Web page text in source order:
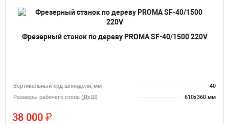
Фрезерный станок по дереву PROMA SF-40/1500 220V
Вертикальный ход шпинделя, мм
40
Размеры рабочего стола (ДхШ)
610x360 мм
38 000 ₽